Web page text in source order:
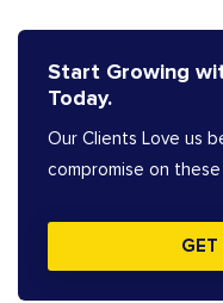
Start Growing
Today.
Our Clients Love us
compromise on these
GET